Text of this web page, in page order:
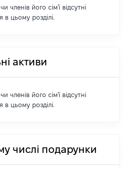
членів його сім'ї відсутні
в цьому розділі.
активи
членів його сім'ї відсутні
в цьому розділі.
числі подарунки